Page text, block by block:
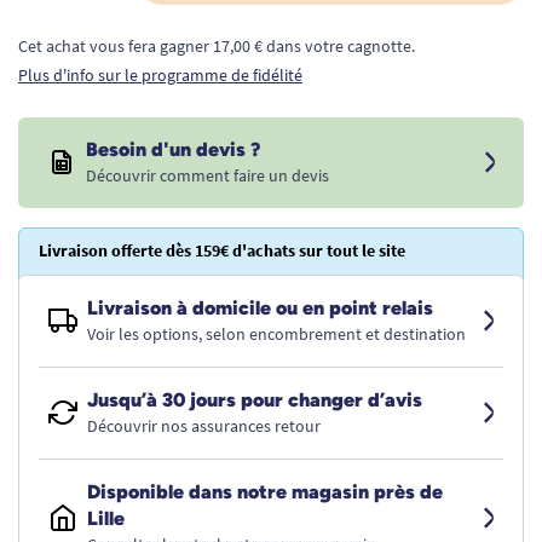
Cet achat vous fera gagner 17,00 € dans votre cagnotte.
Plus d'info sur le programme de fidélité
Besoin d'un devis ?
Découvrir comment faire un devis
Livraison offerte dès 159€ d'achats sur tout le site
Livraison à domicile ou en point relais
Voir les options, selon encombrement et destination
Jusqu’à 30 jours pour changer d’avis
Découvrir nos assurances retour
Disponible dans notre magasin près de
Lille